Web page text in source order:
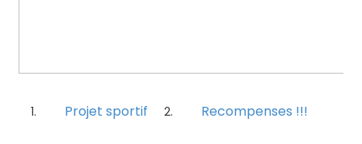
Projet sportif Recompenses !!!